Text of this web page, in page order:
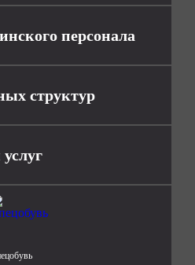
персонала
структур